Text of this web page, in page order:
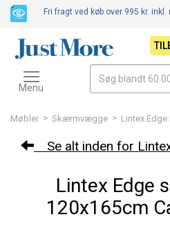
Møbler > Skærmvægge > Lintex
Se alt inden for
Lintex Edge
120x165cm
Fri fragt ved køb over 995 kr. inkl.
Toggle
navigation
Menu